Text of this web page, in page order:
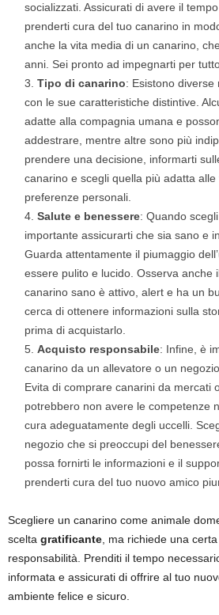
socializzati. Assicurati di avere il
prenderti cura del tuo canarino in
anche la vita media di un canarino,
anni. Sei pronto ad impegnarti per
Tipo di canarino: Esistono diverse
con le sue caratteristiche distintive.
adatte alla compagnia umana e
addestrare, mentre altre sono più
prendere una decisione, informarti
canarino e scegli quella più adatta
preferenze personali.
Salute e benessere: Quando
importante assicurarti che sia sano e
Guarda attentamente il piumaggio
essere pulito e lucido. Osserva anche
canarino sano è attivo, alert e ha un
cerca di ottenere informazioni sulla
prima di acquistarlo.
Acquisto responsabile: Infine, è
canarino da un allevatore o un
Evita di comprare canarini da mercati
potrebbero non avere le competenze
cura adeguatamente degli uccelli.
negozio che si preoccupi del
possa fornirti le informazioni e il
prenderti cura del tuo nuovo amico
Scegliere un canarino come animale
scelta gratificante , ma richiede una
responsabilità. Prenditi il tempo
informata e assicurati di offrire al tuo
ambiente felice e sicuro.